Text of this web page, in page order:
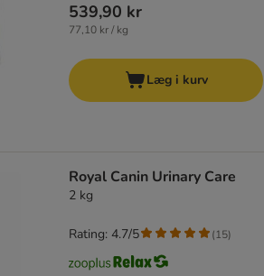
539,90 kr
77,10 kr / kg
Læg i kurv
Royal Canin Urinary Care
2 kg
Rating: 4.7/5 (15)